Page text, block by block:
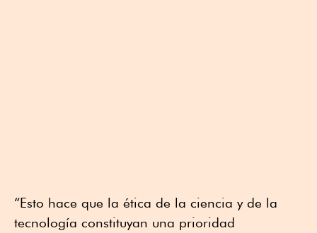
“Esto hace que la ética de la ciencia y de la
tecnología constituyan una prioridad